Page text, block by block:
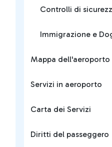
Controlli di
Immigrazione e
Mappa dell'aeroporto
Servizi in aeroporto
Carta dei Servizi
Diritti del passeggero